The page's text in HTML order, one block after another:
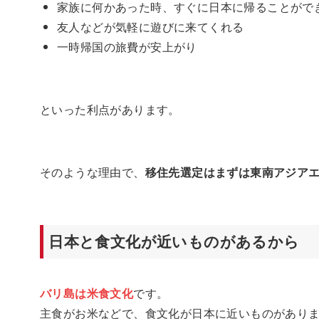
家族に何かあった時、すぐに日本に帰ることがで
友人などが気軽に遊びに来てくれる
一時帰国の旅費が安上がり
といった利点があります。
そのような理由で、 移住先選定はまずは東南アジア
日本と食文化が近いものがあるから
バリ島は米食文化です。
主食がお米などで、食文化が日本に近いものがありま